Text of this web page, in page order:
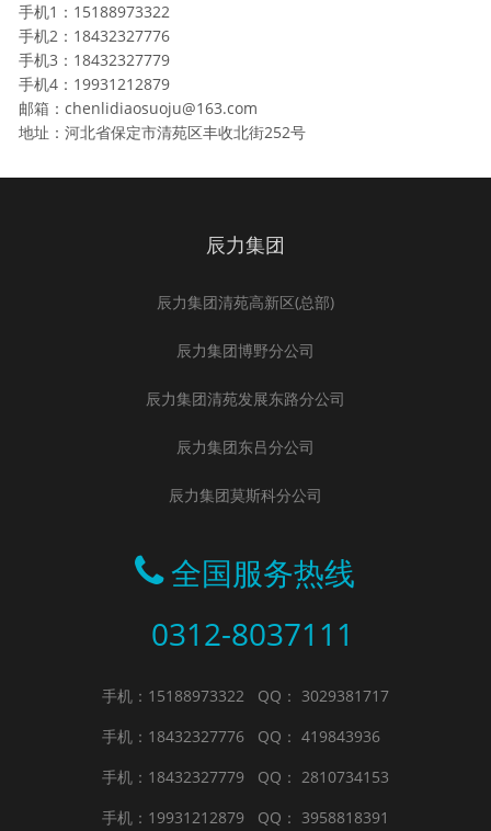
手机1：15188973322
手机2：18432327776
手机3：18432327779
手机4：19931212879
邮箱：chenlidiaosuoju@163.com
地址：河北省保定市清苑区丰收北街252号
辰力集团
辰力集团清苑高新区(总部)
辰力集团博野分公司
辰力集团清苑发展东路分公司
辰力集团东吕分公司
辰力集团莫斯科分公司
全国服务热线
0312-8037111
手机：15188973322
QQ： 3029381717
手机：18432327776QQ： 419843936
手机：18432327779QQ： 2810734153
手机：19931212879
QQ： 3958818391